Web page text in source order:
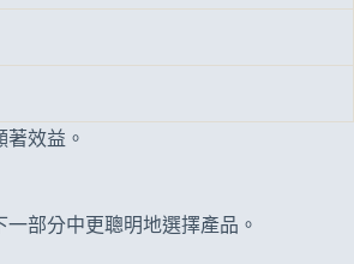
效益。
部分中更聰明地選擇產品。